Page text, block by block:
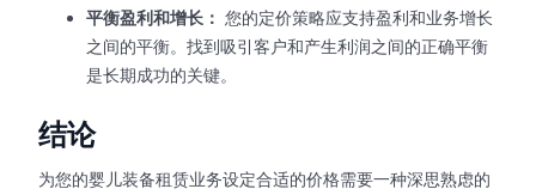
平衡盈利和增长： 您的定价策略应支持盈利和业务增长
之间的平衡。找到吸引客户和产生利润之间的正确平衡
是长期成功的关键。
结论
为您的婴儿装备租赁业务设定合适的价格需要一种深思熟虑的